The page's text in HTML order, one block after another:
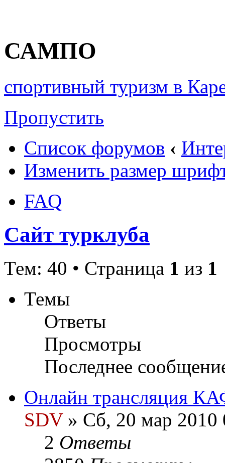
САМПО
спортивный туризм в
Пропустить
Список форумов ‹
Изменить размер
FAQ
Сайт турклуба
Тем: 40 • Страница 1 из 1
Темы
Ответы
Просмотры
Последнее
Онлайн трансляция
SDV» Сб, 20 мар 2010
2 Ответы